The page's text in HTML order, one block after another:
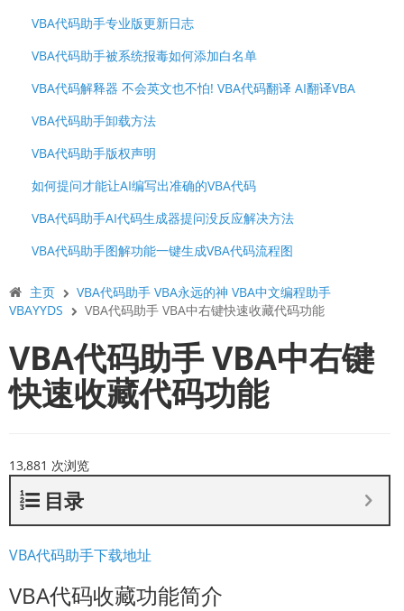
VBA代码助手专业版更新日志
VBA代码助手被系统报毒如何添加白名单
VBA代码解释器 不会英文也不怕! VBA代码翻译 AI翻译VBA
VBA代码助手卸载方法
VBA代码助手版权声明
如何提问才能让AI编写出准确的VBA代码
VBA代码助手AI代码生成器提问没反应解决方法
VBA代码助手图解功能一键生成VBA代码流程图
主页
VBA代码助手 VBA永远的神 VBA中文编程助手
VBAYYDS
VBA代码助手 VBA中右键快速收藏代码功能
VBA代码助手 VBA中右键
快速收藏代码功能
13,881 次浏览
目录
VBA代码助手下载地址
VBA代码收藏功能简介